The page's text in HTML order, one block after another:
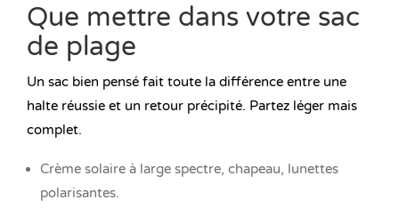
Que mettre dans votre sac
de plage
Un sac bien pensé fait toute la différence entre une
halte réussie et un retour précipité. Partez léger mais
complet.
Crème solaire à large spectre, chapeau, lunettes
polarisantes.